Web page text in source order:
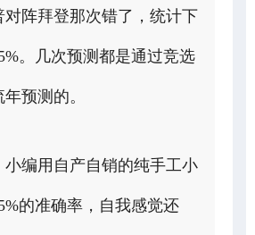
对阵拜登那次错了，统计下
。几次预测都是通过竞选
预测的。
小编用自产自销的纯手工小
的准确率，自我感觉还